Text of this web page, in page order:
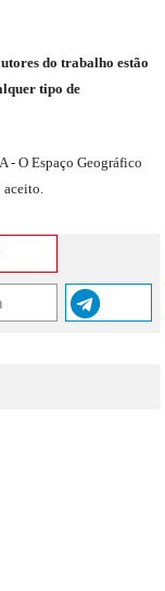
do trabalho estão
tipo de
- O Espaço Geográfico